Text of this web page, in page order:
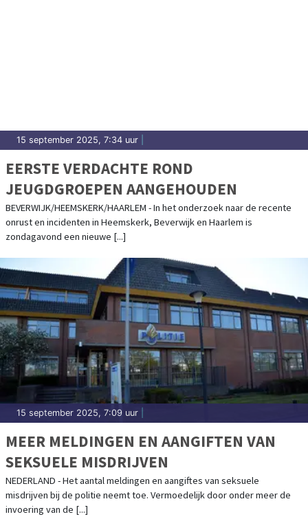
15 september 2025, 7:34 uur
EERSTE VERDACHTE ROND
JEUGDGROEPEN AANGEHOUDEN
BEVERWIJK/HEEMSKERK/HAARLEM - In het onderzoek naar de recente
onrust en incidenten in Heemskerk, Beverwijk en Haarlem is
zondagavond een nieuwe [...]
15 september 2025, 7:09 uur
MEER MELDINGEN EN AANGIFTEN VAN
SEKSUELE MISDRIJVEN
NEDERLAND - Het aantal meldingen en aangiftes van seksuele
misdrijven bij de politie neemt toe. Vermoedelijk door onder meer de
invoering van de [...]